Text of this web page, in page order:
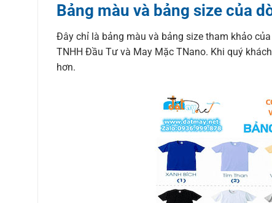
Bảng màu và bảng size của
Đây chỉ là bảng màu và bảng size tham khảo
TNHH Đầu Tư và May Mặc TNano. Khi quý
hơn.